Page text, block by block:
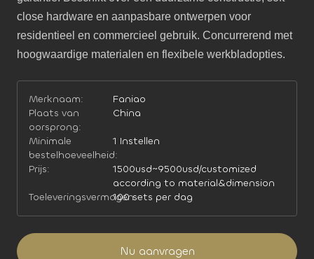
close hardware en aanpasbare ontwerpen voor
residentieel en commercieel gebruik. Concurrerend met
hoogwaardige materialen en flexibele werkbladopties.
Merknaam:
Faniao
Plaats van
oorsprong:
China
Minimale
bestelhoeveelheid:
1 Instellen
Prijs:
1500usd~9500usd/customized
according to material&dimension
Toeleveringsvermogen:100 sets per dag
Nu aanvragen